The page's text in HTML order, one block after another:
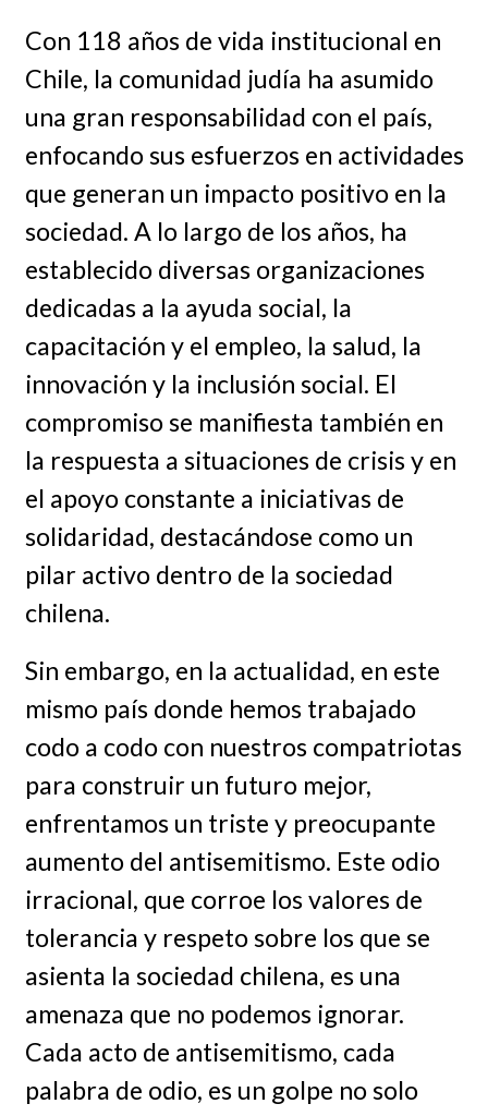
Con 118 años de vida institucional en
Chile, la comunidad judía ha asumido
una gran responsabilidad con el país,
enfocando sus esfuerzos en actividades
que generan un impacto positivo en la
sociedad. A lo largo de los años, ha
establecido diversas organizaciones
dedicadas a la ayuda social, la
capacitación y el empleo, la salud, la
innovación y la inclusión social. El
compromiso se manifiesta también en
la respuesta a situaciones de crisis y en
el apoyo constante a iniciativas de
solidaridad, destacándose como un
pilar activo dentro de la sociedad
chilena.
Sin embargo, en la actualidad, en este
mismo país donde hemos trabajado
codo a codo con nuestros compatriotas
para construir un futuro mejor,
enfrentamos un triste y preocupante
aumento del antisemitismo. Este odio
irracional, que corroe los valores de
tolerancia y respeto sobre los que se
asienta la sociedad chilena, es una
amenaza que no podemos ignorar.
Cada acto de antisemitismo, cada
palabra de odio, es un golpe no solo